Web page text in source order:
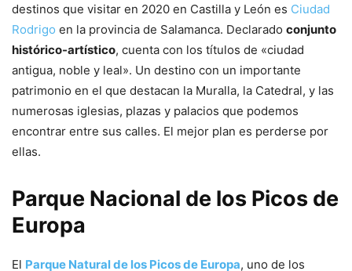
destinos que visitar en 2020 en Castilla y León es Ciudad
Rodrigo en la provincia de Salamanca. Declarado conjunto
histórico-artístico, cuenta con los títulos de «ciudad
antigua, noble y leal». Un destino con un importante
patrimonio en el que destacan la Muralla, la Catedral, y las
numerosas iglesias, plazas y palacios que podemos
encontrar entre sus calles. El mejor plan es perderse por
ellas.
Parque Nacional de los Picos de
Europa
El Parque Natural de los Picos de Europa, uno de los